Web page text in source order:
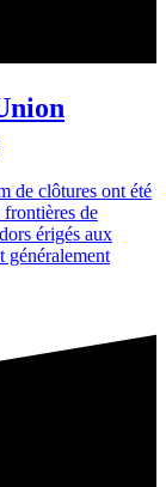
de clôtures ont été
de
érigés aux
généralement